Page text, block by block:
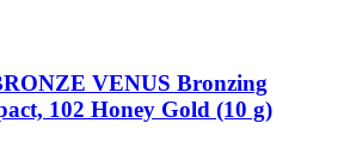
VENUS Bronzing
102 Honey Gold (10 g)